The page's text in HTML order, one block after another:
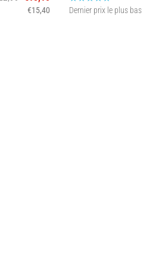
€15,40 Dernier prix le plus bas